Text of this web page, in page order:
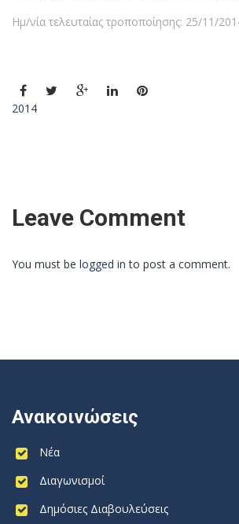
Ημ/νία τελευταίας τροποποίησης: 25/11/
2014
Leave Comment
You must be logged in to post a comment.
Ανακοινώσεις
Νέα
Διαγωνισμοί
Δημόσιες Διαβουλεύσεις